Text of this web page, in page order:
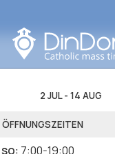
2 JUL- 14 AUG
ÖFFNUNGSZEITEN
: 7:00-19:00